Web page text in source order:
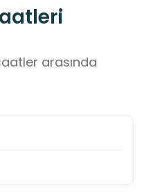
arasında